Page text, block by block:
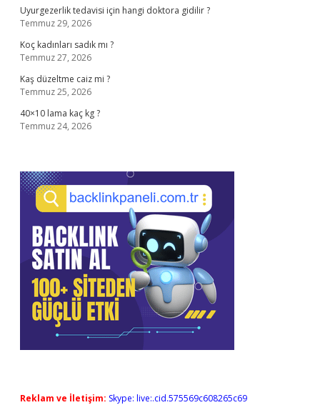
Uyurgezerlik tedavisi için hangi doktora gidilir ?
Temmuz 29, 2026
Koç kadınları sadık mı ?
Temmuz 27, 2026
Kaş düzeltme caiz mi ?
Temmuz 25, 2026
40×10 lama kaç kg ?
Temmuz 24, 2026
Reklam ve İletişim: Skype: live:.cid.575569c608265c69